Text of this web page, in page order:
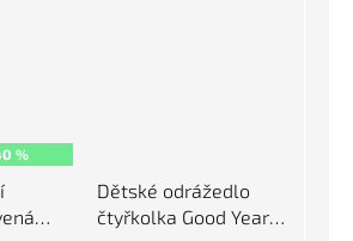
%
Dětské odrážedlo
čtyřkolka Good Year